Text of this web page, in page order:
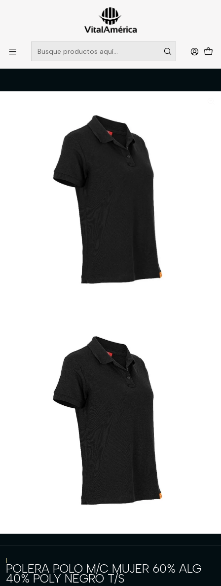
POR SISTEMA FRONTAL SOLO RETIROS EN TIENDA, DESDE
MUCHAS GRACIAS +569 5956 2237
Leer más
Catálogo
VESTIMENTA TECNICA Y CORPORATIVA
POLERAS Y CAMISAS
POLERA POLO M/C MUJER 60% ALG 40% POLY NEGRO T/S
|
POLERA POLO M/C MUJER 60% ALG
40% POLY NEGRO T/S